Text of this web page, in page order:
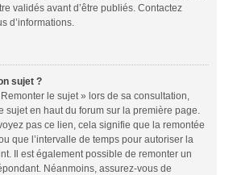
validés avant d’être publiés. Contactez
d’informations.
sujet ?
le sujet » lors de sa consultation,
sujet en haut du forum sur la première page.
pas ce lien, cela signifie que la remontée
que l’intervalle de temps pour autoriser la
Il est également possible de remonter un
Néanmoins, assurez-vous de